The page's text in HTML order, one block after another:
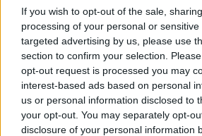
If you wish to opt-out of the sale,
processing of your personal or
targeted advertising by us, please use
section to confirm your selection.
opt-out request is processed you may
interest-based ads based on personal
us or personal information disclosed to
your opt-out. You may separately opt-
disclosure of your personal information
Petro Gražulio
automobilis užfiksuotas
lekiantis 150 km/h greičiu